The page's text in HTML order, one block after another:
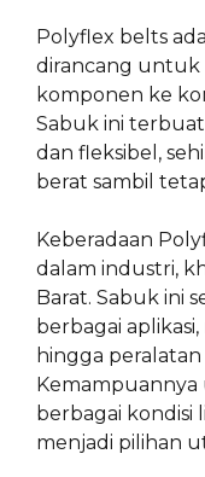
Polyflex belts
dirancang untuk
komponen ke
Sabuk ini
dan fleksibel,
berat sambil
Keberadaan
dalam industri,
Barat. Sabuk ini
berbagai
hingga
berbagai
menjadi pilihan